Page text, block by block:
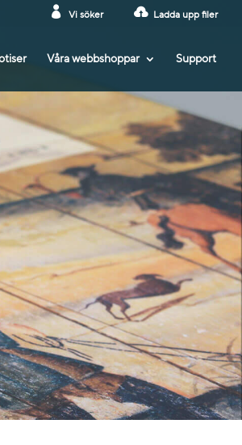
Vi söker Ladda upp filer
Våra webbshoppar Support